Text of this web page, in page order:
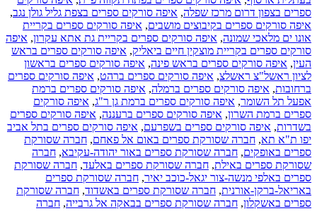
ספרים בצפון דרום מרכז שפלה, איפה סורקים ספרים בצפת גליל גולן נגב,
איפה סורקים ספרים בקיבוצים מושבים, איפה סורקים ספרים בקריית
אונו ים מלאכי שמונה, איפה סורקים ספרים בקריית גת אתא עקרון, איפה
סורקים ספרים בקריית מוצקין חיים ביאליק, איפה סורקים ספרים בראש
העין, איפה סורקים ספרים בראש פינה, איפה סורקים ספרים בראשון
לציון ראשל"צ ראשלצ, איפה סורקים ספרים ברהט, איפה סורקים ספרים
ברחובות, איפה סורקים ספרים ברמלה, איפה סורקים ספרים ברמת
אפעל תל השומר, איפה סורקים ספרים ברמת גן ר"ג, איפה סורקים
ספרים ברמת השרון, איפה סורקים ספרים ברעננה, איפה סורקים ספרים
בשדרות, איפה סורקים ספרים בשפרעם, איפה סורקים ספרים בתל אביב
יפו ת"א תא, חברה שסורקת ספרים באום אל פאחם, חברה שסורקת
ספרים באופקים, חברה שסורקת ספרים באור יהודה-עקיבא, חברה
שסורקת ספרים באילת, חברה שסורקת ספרים באלעד, חברה שסורקת
ספרים באלפי מנשה-צור יגאל-כוכב יאיר, חברה שסורקת ספרים
באריאל-ברקן-אורנית, חברה שסורקת ספרים באשדוד, חברה שסורקת
ספרים באשקלון, חברה שסורקת ספרים בבאקה אל גרבייה, חברה